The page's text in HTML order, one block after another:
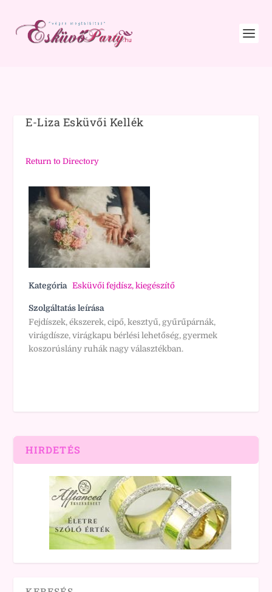
E-Liza Esküvői Kellék
Return to Directory
Kategória Esküvői fejdísz, kiegészítő
Szolgáltatás leírása
Fejdíszek, ékszerek, cipő, kesztyű, gyűrűpárnák,
virágdísze, virágkapu bérlési lehetőség, gyermek
koszorúslány ruhák nagy választékban.
HIRDETÉS